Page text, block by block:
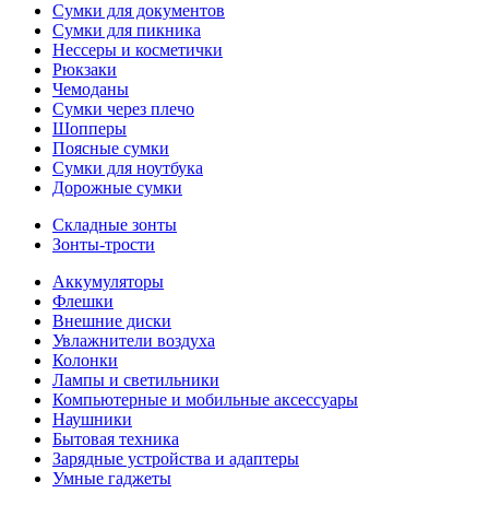
Сумки для документов
Сумки для пикника
Нессеры и косметички
Рюкзаки
Чемоданы
Сумки через плечо
Шопперы
Поясные сумки
Сумки для ноутбука
Дорожные сумки
Складные зонты
Зонты-трости
Аккумуляторы
Флешки
Внешние диски
Увлажнители воздуха
Колонки
Лампы и светильники
Компьютерные и мобильные аксессуары
Наушники
Бытовая техника
Зарядные устройства и адаптеры
Умные гаджеты